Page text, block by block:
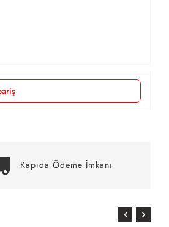
Kapıda Ödeme İmkanı